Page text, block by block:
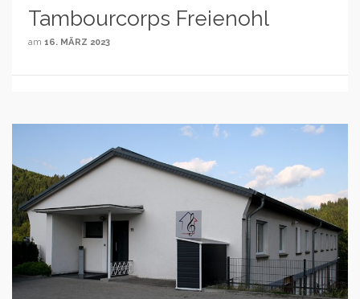
Tambourcorps Freienohl
am 16. MÄRZ 2023